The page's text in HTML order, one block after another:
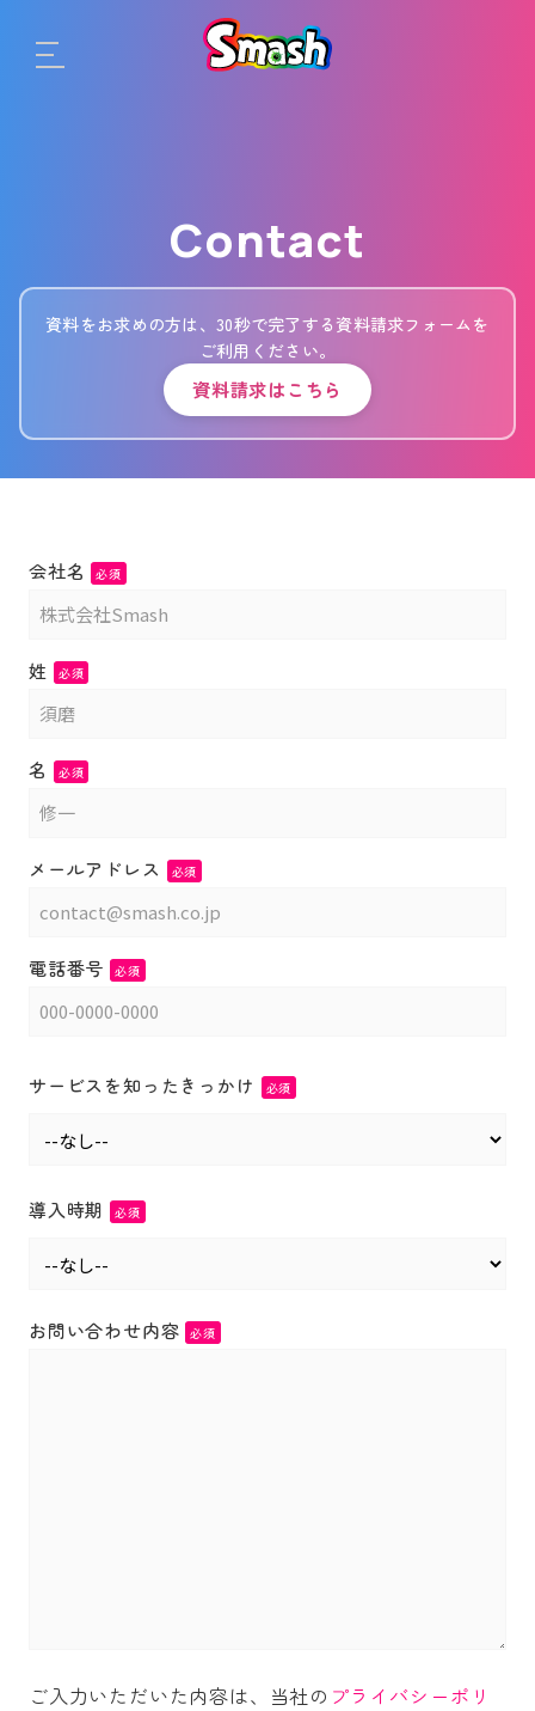
Contact
資料をお求めの方は、30秒で完了する資料請求フォームを
ご利用ください。
資料請求はこちら
会社名 必須
姓 必須
名 必須
メールアドレス 必須
電話番号 必須
サービスを知ったきっかけ 必須
導入時期 必須
お問い合わせ内容 必須
ご入力いただいた内容は、当社の プライバシーポリ